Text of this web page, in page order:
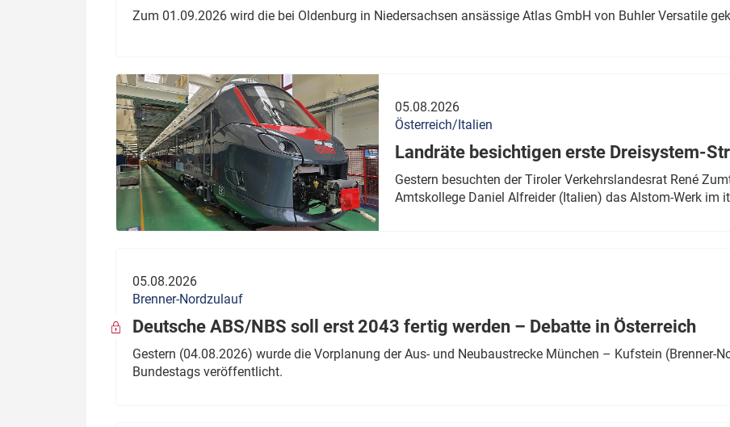
Dossier: ETCS
Zum 01.09.2026 wird die bei Oldenburg in Niedersachsen ansässige Atlas GmbH von Buhler Versatile
05.08.2026
Österreich/Italien
Landräte besichtigen erste Dreisystem-
Gestern besuchten der Tiroler Verkehrslandesrat René
Amtskollege Daniel Alfreider (Italien) das Alstom-Werk im
05.08.2026
Brenner-Nordzulauf
Deutsche ABS/NBS soll erst 2043 fertig werden – Debatte in Österreich
Gestern (04.08.2026) wurde die Vorplanung der Aus- und Neubaustrecke München – Kufstein (Brenner-
Bundestags veröffentlicht.